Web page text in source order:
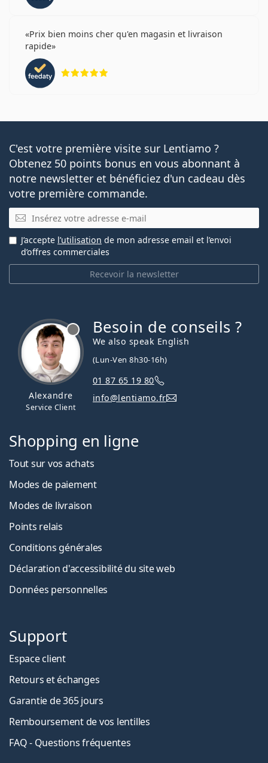
Prix bien moins cher qu'en magasin et livraison
rapide
C'est votre première visite sur Lentiamo ?
Obtenez 50 points bonus en vous abonnant à
notre newsletter et bénéficiez d'un cadeau dès
votre première commande.
E-mail
Recevoir la newsletter
J’accepte l’utilisation de mon adresse email et l’envoi
d’offres commerciales
Alexandre
Service Client
Besoin de conseils ?
We also speak English
(Lun-Ven 8h30-16h)
01 87 65 19 80
info@lentiamo.fr
Shopping en ligne
Tout sur vos achats
Modes de paiement
Modes de livraison
Points relais
Conditions générales
Déclaration d'accessibilité du site web
Données personnelles
Support
Espace client
Retours et échanges
Garantie de 365 jours
Remboursement de vos lentilles
FAQ - Questions fréquentes